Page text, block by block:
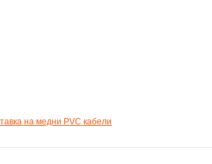
на медни PVC кабели